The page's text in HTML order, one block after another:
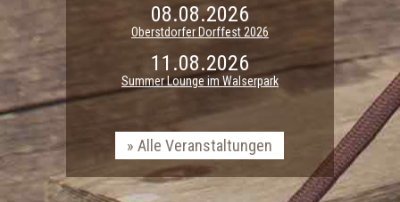
08.08.2026
Oberstdorfer Dorffest 2026
11.08.2026
Summer Lounge im Walserpark
Alle Veranstaltungen